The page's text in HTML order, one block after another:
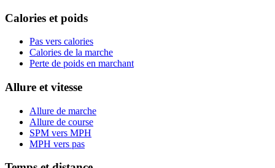
Calories et poids
Pas vers calories
Calories de la marche
Perte de poids en marchant
Allure et vitesse
Allure de marche
Allure de course
SPM vers MPH
MPH vers pas